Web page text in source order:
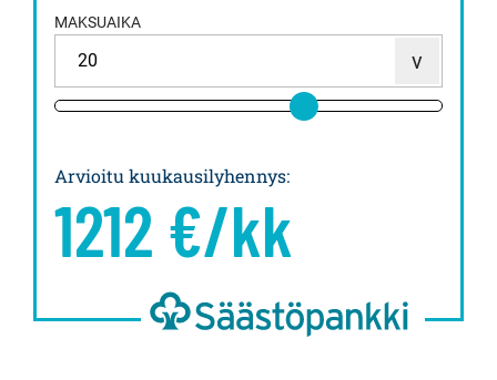
MAKSUAIKA
Arvioitu kuukausilyhennys:
1212 €/kk